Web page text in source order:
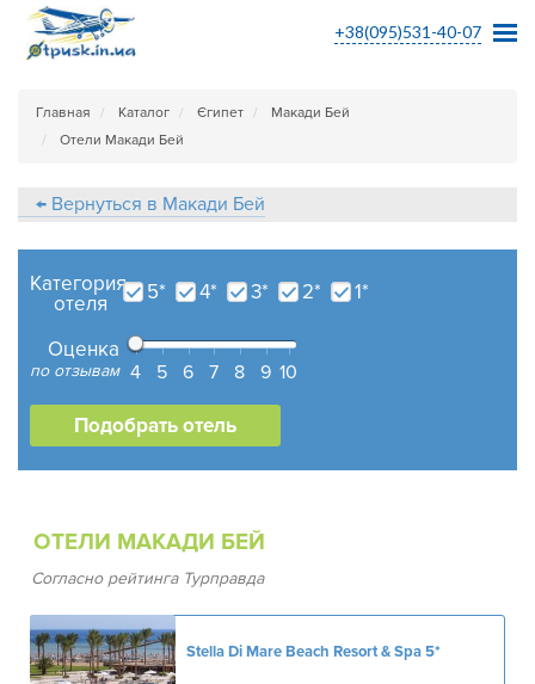
+38(095)531-40-07
Главная Каталог Єгипет
Макади Бей
Отели Макади Бей
← Вернуться в Макади Бей
Категория
отеля
5* 4* 3* 2* 1*
Оценка
по отзывам 4 5 6 7 8 9 10
ОТЕЛИ МАКАДИ БЕЙ
Согласно рейтинга Турправда
Stella Di Mare Beach Resort & Spa5*